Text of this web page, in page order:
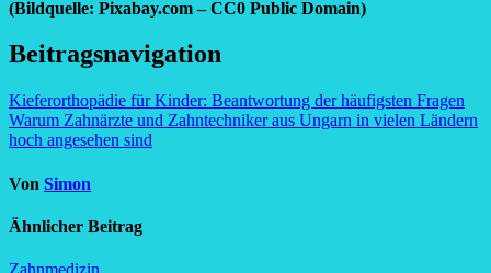
(Bildquelle: Pixabay.com – CC0 Public Domain)
Beitragsnavigation
Kieferorthopädie für Kinder: Beantwortung der häufigsten Fragen
Warum Zahnärzte und Zahntechniker aus Ungarn in vielen Ländern
hoch angesehen sind
Von Simon
Ähnlicher Beitrag